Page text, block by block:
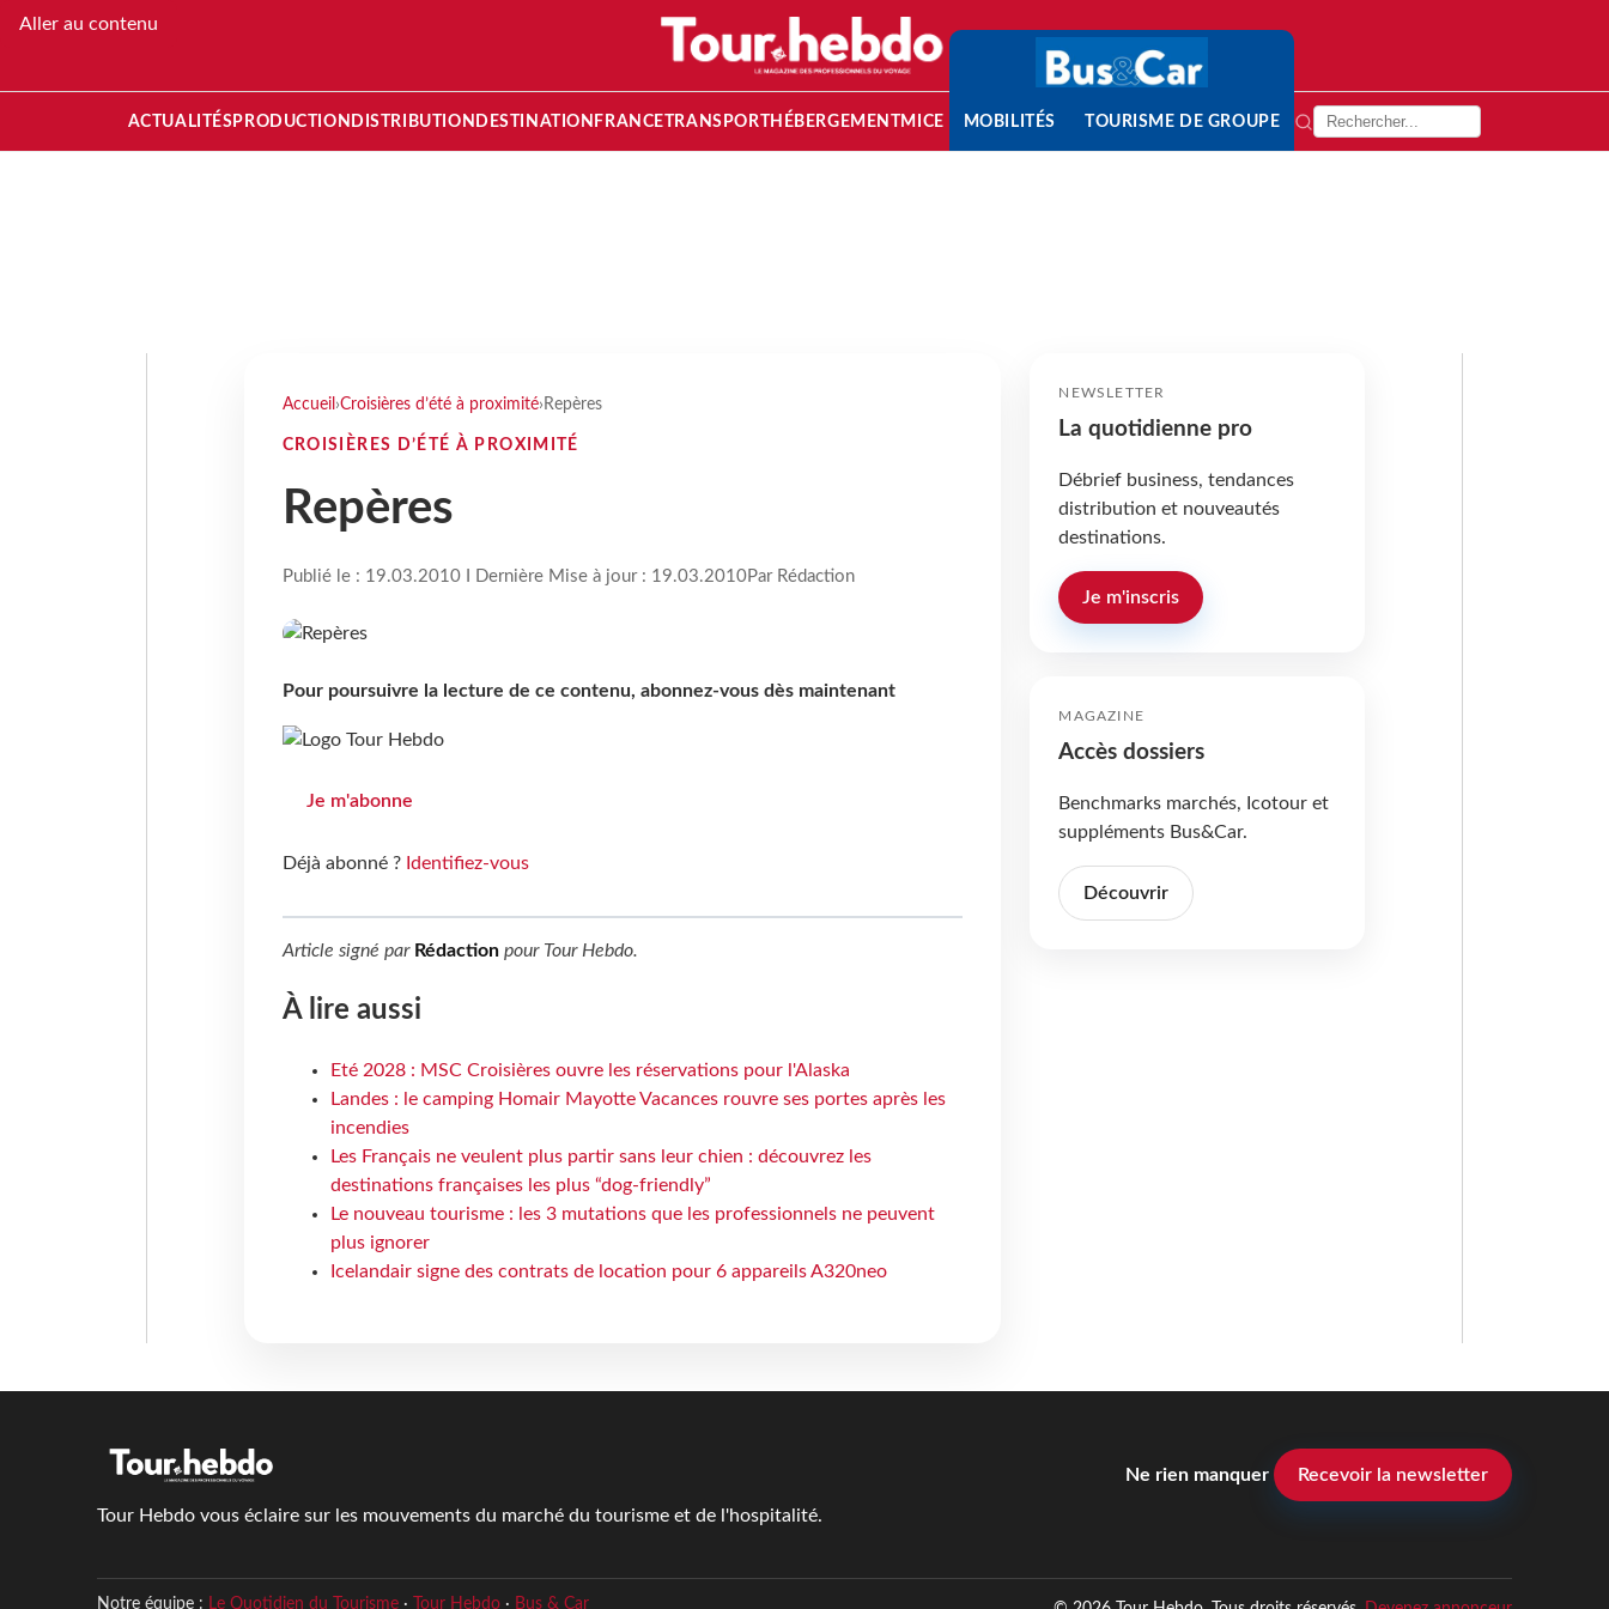
Aller au contenu
ACTUALITÉS PRODUCTION DISTRIBUTION DESTINATION FRANCETRANSPORT HÉBERGEMENTMICE MOBILITÉS TOURISME DE GROUPE
Accueil ›Croisières d’été à proximité› Repères
CROISIÈRES D’ÉTÉ À PROXIMITÉ
Repères
Publié le : 19.03.2010 I Dernière Mise à jour : 19.03.2010Par Rédaction
Pour poursuivre la lecture de ce contenu, abonnez-vous dès maintenant
Je m'abonne
Déjà abonné ? Identifiez-vous
Article signé par Rédactionpour Tour Hebdo.
À lire aussi
Eté 2028 : MSC Croisières ouvre les réservations pour l'Alaska
Landes : le camping Homair Mayotte Vacances rouvre ses portes après les
incendies
Les Français ne veulent plus partir sans leur chien : découvrez les
destinations françaises les plus “dog-friendly”
Le nouveau tourisme : les 3 mutations que les professionnels ne peuvent
plus ignorer
Icelandair signe des contrats de location pour 6 appareils A320neo
NEWSLETTER
La quotidienne pro
Débrief business, tendances
distribution et nouveautés
destinations.
Je m'inscris
MAGAZINE
Accès dossiers
Benchmarks marchés, Icotour et
suppléments Bus&Car.
Découvrir
Tour Hebdo vous éclaire sur les mouvements du marché du tourisme et de l'hospitalité.
Ne rien manquer Recevoir la newsletter
Notre équipe : Le Quotidien du Tourisme· Tour Hebdo· Bus & Car